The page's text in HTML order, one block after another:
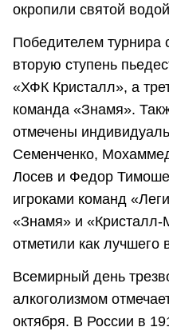
окропили святой
Победителем турнира
вторую ступень
«ХФК Кристалл», а
команда «Знамя».
отмечены
Семенченко,
Лосев и Федор
игроками команд
«Знамя» и
отметили как лучшего
Всемирный день
алкоголизмом
октября. В России в